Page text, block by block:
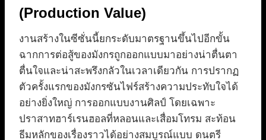
(Production Value)
งานสร้างในซีซั่นนี้ยกระดับมาตรฐานขึ้นไปอีกขั้น
ฉากการต่อสู้ของมังกรถูกออกแบบมาอย่างน่าตื่นตา
ตื่นใจและน่าสะพรึงกลัวในเวลาเดียวกัน การปรากฏ
ตัวครั้งแรกของมังกรซันไฟร์สร้างความประทับใจได้
อย่างยิ่งใหญ่ การออกแบบงานศิลป์ โดยเฉพาะ
ปราสาทฮาร์เรนฮอลที่หลอนและเสื่อมโทรม สะท้อน
ธีมหลักของเรื่องราวได้อย่างสมบูรณ์แบบ ดนตรี